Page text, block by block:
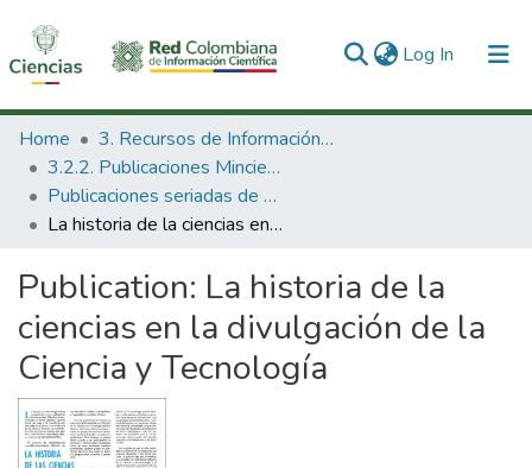
Log In (current)
Communities & Collections
All of DSpace
Statistics
Home
3. Recursos de Información Científica y Tecnológica
3.2.2. Publicaciones Minciencias
Publicaciones seriadas de Minciencias
La historia de la ciencias en la divulgación de la Ciencia y Tecnología
Publication: La historia de la
ciencias en la divulgación de la
Ciencia y Tecnología